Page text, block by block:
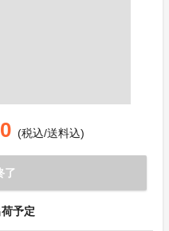
(税込/送料込)
了
予定